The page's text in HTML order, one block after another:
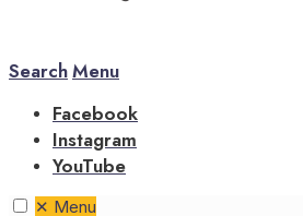
SearchMenu
Facebook
Instagram
YouTube
✕ Menu